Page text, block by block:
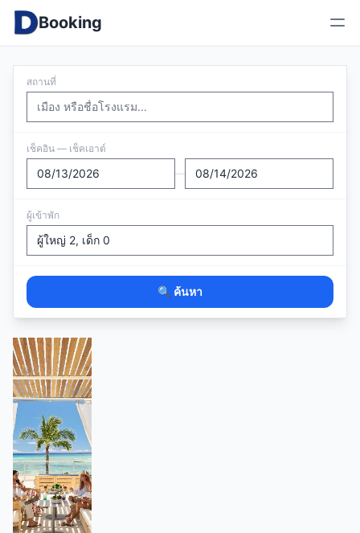
Booking
สถานที่
เช็คอิน — เช็คเอาต์
—
ผู้เข้าพัก
🔍 ค้นหา